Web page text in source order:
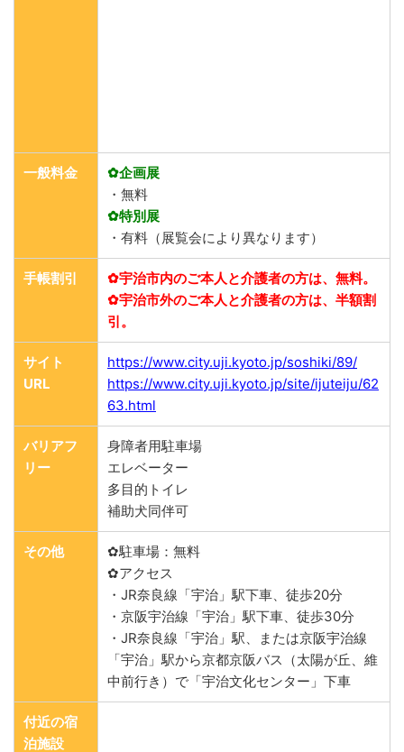
一般料金
✿企画展
・無料
✿特別展
・有料（展覧会により異なります）
手帳割引
✿宇治市内のご本人と介護者の方は、無料。
✿宇治市外のご本人と介護者の方は、半額割
引。
サイト
URL
https://www.city.uji.kyoto.jp/soshiki/89/
https://www.city.uji.kyoto.jp/site/ijuteiju/62
63.html
バリアフ
リー
身障者用駐車場
エレベーター
多目的トイレ
補助犬同伴可
その他
✿駐車場：無料
✿アクセス
・JR奈良線「宇治」駅下車、徒歩20分
・京阪宇治線「宇治」駅下車、徒歩30分
・JR奈良線「宇治」駅、または京阪宇治線
「宇治」駅から京都京阪バス（太陽が丘、維
中前行き）で「宇治文化センター」下車
付近の宿
泊施設